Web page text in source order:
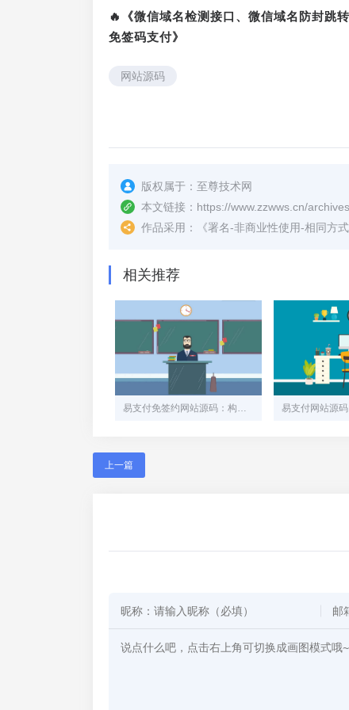
🔥《微信域名检测接口、微信域名防封跳
免签码支付》
网站源码
版权属于： 至尊技术网
本文链接： https://www.zzwws.cn/
作品采用：
《署名-非商业性使用-相同方
相关推荐
易支付免签约网站源码：构建安全高效的在线支付平台
上一篇